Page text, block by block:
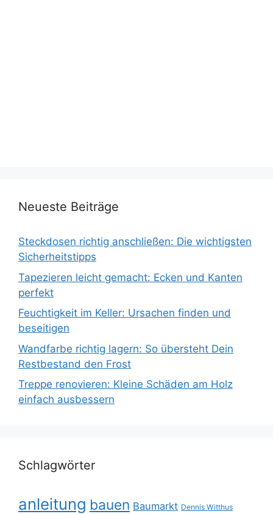
Neueste Beiträge
Steckdosen richtig anschließen: Die wichtigsten
Sicherheitstipps
Tapezieren leicht gemacht: Ecken und Kanten
perfekt
Feuchtigkeit im Keller: Ursachen finden und
beseitigen
Wandfarbe richtig lagern: So übersteht Dein
Restbestand den Frost
Treppe renovieren: Kleine Schäden am Holz
einfach ausbessern
Schlagwörter
anleitung bauen Baumarkt Dennis Witthus